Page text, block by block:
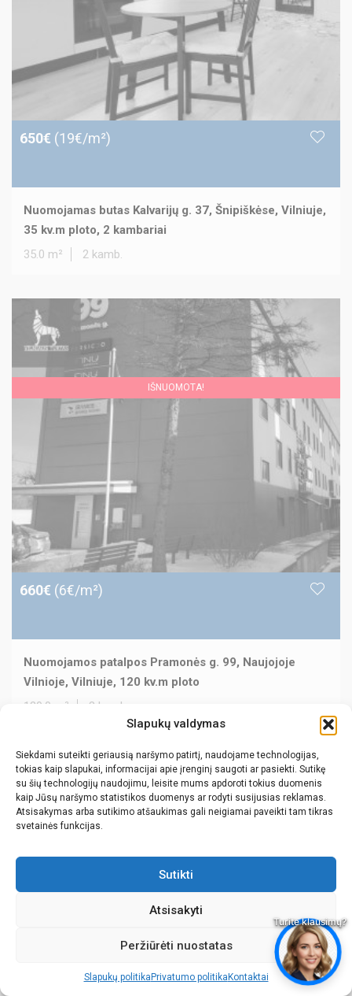
Slapukų valdymas
Siekdami suteikti geriausią naršymo patirtį, naudojame technologijas,
tokias kaip slapukai, informacijai apie įrenginį saugoti ar pasiekti. Sutikę
su šių technologijų naudojimu, leisite mums apdoroti tokius duomenis
kaip Jūsų naršymo statistikos duomenys ar rodyti susijusias reklamas.
Atsisakymas arba sutikimo atšaukimas gali neigiamai paveikti tam tikras
svetainės funkcijas.
Sutikti
Atsisakyti
Peržiūrėti nuostatas
Slapukų politika Privatumo politika Kontaktai
650€ (19€/m²)
Nuomojamas butas Kalvarijų g. 37, Šnipiškėse, Vilniuje,
35 kv.m ploto, 2 kambariai
35.0 m²
2 kamb.
IŠNUOMOTA!
660€ (6€/m²)
Nuomojamos patalpos Pramonės g. 99, Naujojoje
Vilnioje, Vilniuje, 120 kv.m ploto
120.0 m²
3 kamb.